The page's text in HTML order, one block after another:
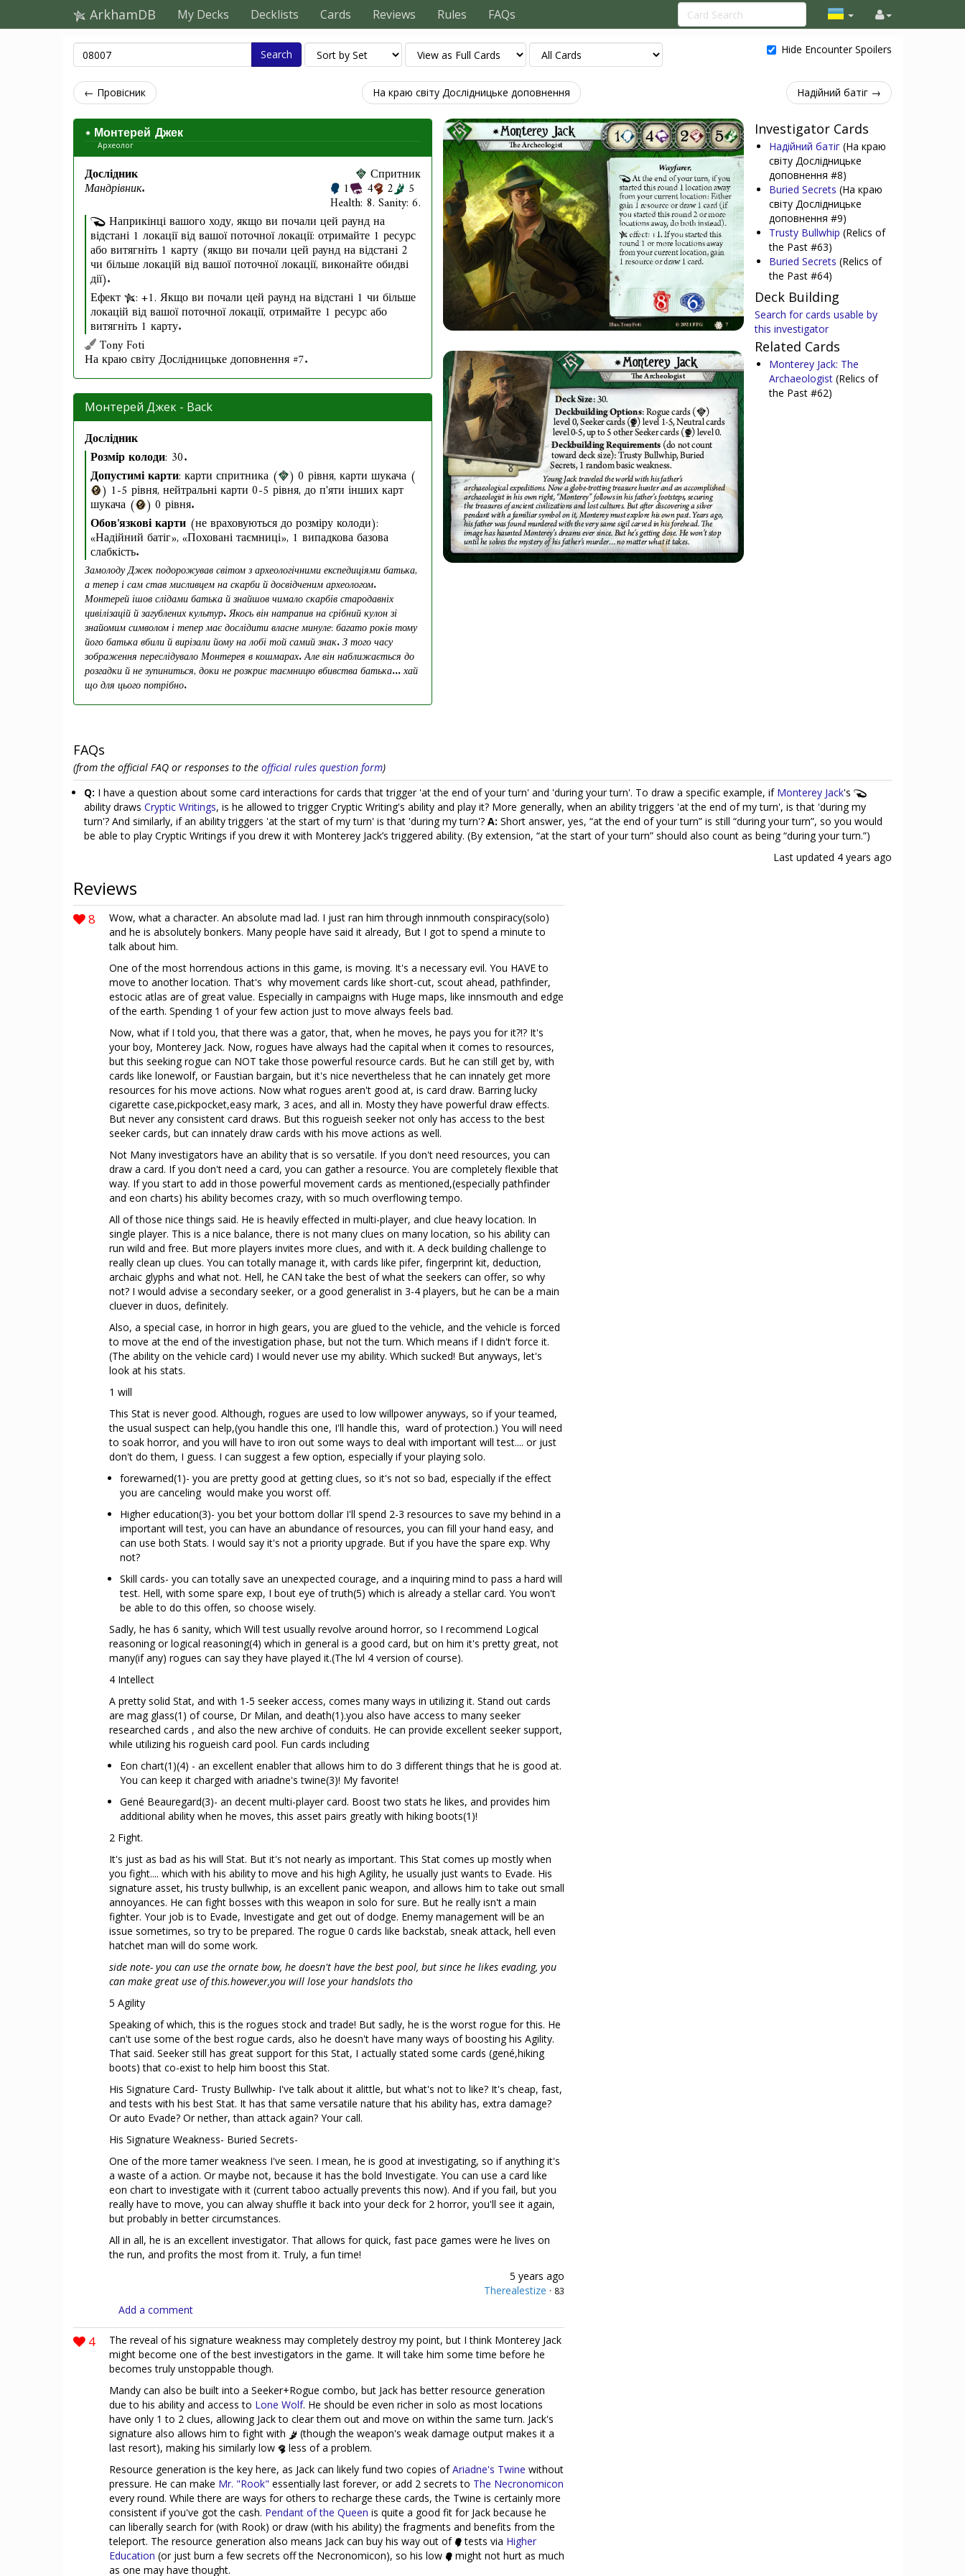
ArkhamDB My Decks Decklists Cards Reviews Rules FAQs
Search Hide Encounter Spoilers
← Провісник На краю світу Дослідницьке доповнення Надійний батіг →
Монтерей Джек
Археолог
Дослідник
Мандрівник.
Спритник
1 4 2 5
Health: 8. Sanity: 6.
Наприкінці вашого ходу, якщо ви почали цей раунд на
відстані 1 локації від вашої поточної локації: отримайте 1 ресурс
або витягніть 1 карту (якщо ви почали цей раунд на відстані 2
чи більше локацій від вашої поточної локації, виконайте обидві
дії).
Ефект
: +1. Якщо ви почали цей раунд на відстані 1 чи більше
локацій від вашої поточної локації, отримайте 1 ресурс або
витягніть 1 карту.
Tony Foti
На краю світу Дослідницьке доповнення #7.
Монтерей Джек - Back
Дослідник
Розмір колоди: 30.
Допустимі карти: карти спритника ( ) 0 рівня, карти шукача (
) 1-5 рівня, нейтральні карти 0-5 рівня, до п'яти інших карт
шукача (
) 0 рівня.
Обов'язкові карти (не враховуються до розміру колоди):
«Надійний батіг», «Поховані таємниці», 1 випадкова базова
слабкість.
Замолоду Джек подорожував світом з археологічними експедиціями батька,
а тепер і сам став мисливцем на скарби й досвідченим археологом.
Монтерей ішов слідами батька й знайшов чимало скарбів стародавніх
цивілізацій й загублених культур. Якось він натрапив на срібний кулон зі
знайомим символом і тепер має дослідити власне минуле: багато років тому
його батька вбили й вирізали йому на лобі той самий знак. З того часу
зображення переслідувало Монтерея в кошмарах. Але він наближається до
розгадки й не зупиниться, доки не розкриє таємницю вбивства батька... хай
що для цього потрібно.
Investigator Cards
Надійний батіг (На краю
світу Дослідницьке
доповнення #8)
Buried Secrets (На краю
світу Дослідницьке
доповнення #9)
Trusty Bullwhip (Relics of
the Past #63)
Buried Secrets (Relics of
the Past #64)
Deck Building
Search for cards usable by
this investigator
Related Cards
Monterey Jack: The
Archaeologist (Relics of
the Past #62)
FAQs
(from the official FAQ or responses to the official rules question form)
Q: I have a question about some card interactions for cards that trigger 'at the end of your turn' and 'during your turn'. To draw a specific example, if Monterey Jack's
ability draws Cryptic Writings, is he allowed to trigger Cryptic Writing's ability and play it? More generally, when an ability triggers 'at the end of my turn', is that 'during my
turn'? And similarly, if an ability triggers 'at the start of my turn' is that 'during my turn'? A: Short answer, yes, “at the end of your turn” is still “during your turn”, so you would
be able to play Cryptic Writings if you drew it with Monterey Jack’s triggered ability. (By extension, “at the start of your turn” should also count as being “during your turn.”)
Last updated 4 years ago
Reviews
8
Wow, what a character. An absolute mad lad. I just ran him through innmouth conspiracy(solo)
and he is absolutely bonkers. Many people have said it already, But I got to spend a minute to
talk about him.
One of the most horrendous actions in this game, is moving. It's a necessary evil. You HAVE to
move to another location. That's why movement cards like short-cut, scout ahead, pathfinder,
estocic atlas are of great value. Especially in campaigns with Huge maps, like innsmouth and edge
of the earth. Spending 1 of your few action just to move always feels bad.
Now, what if I told you, that there was a gator, that, when he moves, he pays you for it?!? It's
your boy, Monterey Jack. Now, rogues have always had the capital when it comes to resources,
but this seeking rogue can NOT take those powerful resource cards. But he can still get by, with
cards like lonewolf, or Faustian bargain, but it's nice nevertheless that he can innately get more
resources for his move actions. Now what rogues aren't good at, is card draw. Barring lucky
cigarette case,pickpocket,easy mark, 3 aces, and all in. Mosty they have powerful draw effects.
But never any consistent card draws. But this rogueish seeker not only has access to the best
seeker cards, but can innately draw cards with his move actions as well.
Not Many investigators have an ability that is so versatile. If you don't need resources, you can
draw a card. If you don't need a card, you can gather a resource. You are completely flexible that
way. If you start to add in those powerful movement cards as mentioned,(especially pathfinder
and eon charts) his ability becomes crazy, with so much overflowing tempo.
All of those nice things said. He is heavily effected in multi-player, and clue heavy location. In
single player. This is a nice balance, there is not many clues on many location, so his ability can
run wild and free. But more players invites more clues, and with it. A deck building challenge to
really clean up clues. You can totally manage it, with cards like pifer, fingerprint kit, deduction,
archaic glyphs and what not. Hell, he CAN take the best of what the seekers can offer, so why
not? I would advise a secondary seeker, or a good generalist in 3-4 players, but he can be a main
cluever in duos, definitely.
Also, a special case, in horror in high gears, you are glued to the vehicle, and the vehicle is forced
to move at the end of the investigation phase, but not the turn. Which means if I didn't force it.
(The ability on the vehicle card) I would never use my ability. Which sucked! But anyways, let's
look at his stats.
1 will
This Stat is never good. Although, rogues are used to low willpower anyways, so if your teamed,
the usual suspect can help,(you handle this one, I'll handle this, ward of protection.) You will need
to soak horror, and you will have to iron out some ways to deal with important will test.... or just
don't do them, I guess. I can suggest a few option, especially if your playing solo.
forewarned(1)- you are pretty good at getting clues, so it's not so bad, especially if the effect
you are canceling would make you worst off.
Higher education(3)- you bet your bottom dollar I'll spend 2-3 resources to save my behind in a
important will test, you can have an abundance of resources, you can fill your hand easy, and
can use both Stats. I would say it's not a priority upgrade. But if you have the spare exp. Why
not?
Skill cards- you can totally save an unexpected courage, and a inquiring mind to pass a hard will
test. Hell, with some spare exp, I bout eye of truth(5) which is already a stellar card. You won't
be able to do this offen, so choose wisely.
Sadly, he has 6 sanity, which Will test usually revolve around horror, so I recommend Logical
reasoning or logical reasoning(4) which in general is a good card, but on him it's pretty great, not
many(if any) rogues can say they have played it.(The lvl 4 version of course).
4 Intellect
A pretty solid Stat, and with 1-5 seeker access, comes many ways in utilizing it. Stand out cards
are mag glass(1) of course, Dr Milan, and death(1).you also have access to many seeker
researched cards , and also the new archive of conduits. He can provide excellent seeker support,
while utilizing his rogueish card pool. Fun cards including
Eon chart(1)(4) - an excellent enabler that allows him to do 3 different things that he is good at.
You can keep it charged with ariadne's twine(3)! My favorite!
Gené Beauregard(3)- an decent multi-player card. Boost two stats he likes, and provides him
additional ability when he moves, this asset pairs greatly with hiking boots(1)!
2 Fight.
It's just as bad as his will Stat. But it's not nearly as important. This Stat comes up mostly when
you fight.... which with his ability to move and his high Agility, he usually just wants to Evade. His
signature asset, his trusty bullwhip, is an excellent panic weapon, and allows him to take out small
annoyances. He can fight bosses with this weapon in solo for sure. But he really isn't a main
fighter. Your job is to Evade, Investigate and get out of dodge. Enemy management will be an
issue sometimes, so try to be prepared. The rogue 0 cards like backstab, sneak attack, hell even
hatchet man will do some work.
side note- you can use the ornate bow, he doesn't have the best pool, but since he likes evading, you
can make great use of this.however,you will lose your handslots tho
5 Agility
Speaking of which, this is the rogues stock and trade! But sadly, he is the worst rogue for this. He
can't use some of the best rogue cards, also he doesn't have many ways of boosting his Agility.
That said. Seeker still has great support for this Stat, I actually stated some cards (gené,hiking
boots) that co-exist to help him boost this Stat.
His Signature Card- Trusty Bullwhip- I've talk about it alittle, but what's not to like? It's cheap, fast,
and tests with his best Stat. It has that same versatile nature that his ability has, extra damage?
Or auto Evade? Or nether, than attack again? Your call.
His Signature Weakness- Buried Secrets-
One of the more tamer weakness I've seen. I mean, he is good at investigating, so if anything it's
a waste of a action. Or maybe not, because it has the bold Investigate. You can use a card like
eon chart to investigate with it (current taboo actually prevents this now). And if you fail, but you
really have to move, you can alway shuffle it back into your deck for 2 horror, you'll see it again,
but probably in better circumstances.
All in all, he is an excellent investigator. That allows for quick, fast pace games were he lives on
the run, and profits the most from it. Truly, a fun time!
5 years ago
Therealestize · 83
Add a comment
4
The reveal of his signature weakness may completely destroy my point, but I think Monterey Jack
might become one of the best investigators in the game. It will take him some time before he
becomes truly unstoppable though.
Mandy can also be built into a Seeker+Rogue combo, but Jack has better resource generation
due to his ability and access to Lone Wolf. He should be even richer in solo as most locations
have only 1 to 2 clues, allowing Jack to clear them out and move on within the same turn. Jack's
signature also allows him to fight with
(though the weapon's weak damage output makes it a
last resort), making his similarly low
less of a problem.
Resource generation is the key here, as Jack can likely fund two copies ofAriadne's Twine without
pressure. He can make Mr. "Rook" essentially last forever, or add 2 secrets to The Necronomicon
every round. While there are ways for others to recharge these cards, the Twine is certainly more
consistent if you've got the cash. Pendant of the Queen is quite a good fit for Jack because he
can liberally search for (with Rook) or draw (with his ability) the fragments and benefits from the
teleport. The resource generation also means Jack can buy his way out of
tests via Higher
Education (or just burn a few secrets off the Necronomicon), so his low
might not hurt as much
as one may have thought.